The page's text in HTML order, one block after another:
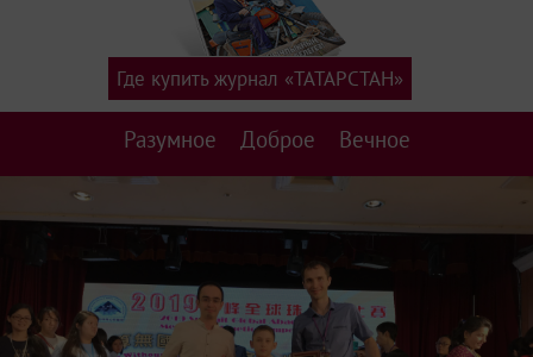
Разумное Доброе Вечное
Где купить журнал «ТАТАРСТАН»